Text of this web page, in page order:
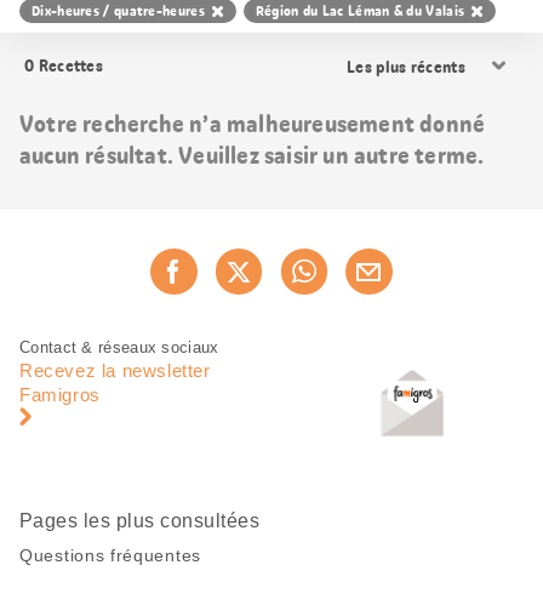
Dix-heures / quatre-heures Région du Lac Léman & du Valais
0 Recettes
les
Votre recherche n’a malheureusement donné
aucun résultat. Veuillez saisir un autre terme.
Recommander maintenant
Pied
page
Navigation
pied
Contact & réseaux sociaux
Recevez la newsletter
Famigros
Pages les plus consultées
Questions fréquentes